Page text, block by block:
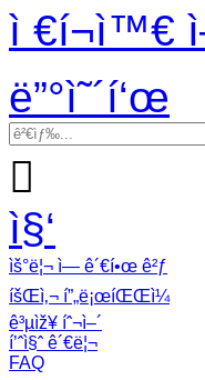
ì €í¬ì™€
ë”°ì˜´í‘œ

ì§‘
ìš°ë¦¬ ì— ê´€í•œ ê²ƒ
íšŒì‚¬ í”„ë¡œíŒŒì¼
ê³µìž¥ íˆ¬ì–´
í’ˆì§ˆ ê´€ë¦¬
FAQ